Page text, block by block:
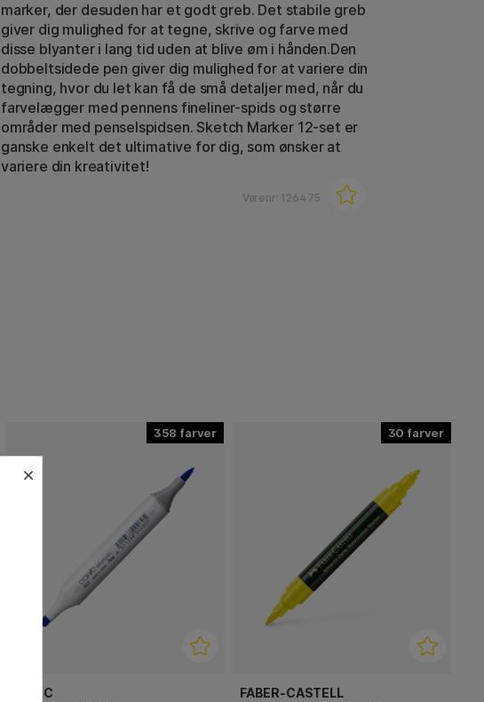
marker, der desuden har et godt greb. Det stabile greb
giver dig mulighed for at tegne, skrive og farve med
disse blyanter i lang tid uden at blive øm i hånden.Den
dobbeltsidede pen giver dig mulighed for at variere din
tegning, hvor du let kan få de små detaljer med, når du
farvelægger med pennens fineliner-spids og større
områder med penselspidsen. Sketch Marker 12-set er
ganske enkelt det ultimative for dig, som ønsker at
variere din kreativitet!
Varenr: 126475
358
COPIC
30
FABER-CASTELL